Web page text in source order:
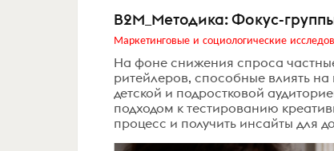
B2M_Методика: Фокус-
Маркетинговые и социологические
На фоне снижения спроса
ритейлеров, способные влиять
детской и подростковой
подходом к тестированию
процесс и получить инсайты для